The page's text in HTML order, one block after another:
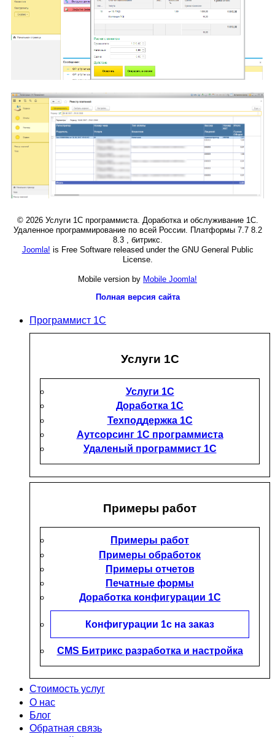
© 2026 Услуги 1С программиста. Доработка и обслуживание 1С.
Удаленное программирование по всей России. Платформы 7.7 8.2
8.3 , битрикс.
Joomla! is Free Software released under the GNU General Public
License.
Mobile version by Mobile Joomla!
Полная версия сайта
Программист 1С
Услуги 1С
Услуги 1С
Доработка 1С
Техподдержка 1С
Аутсорсинг 1С программиста
Удаленый программист 1С
Примеры работ
Примеры работ
Примеры обработок
Примеры отчетов
Печатные формы
Доработка конфигурации 1С
Конфигурации 1с на заказ
CMS Битрикс разработка и настройка
Стоимость услуг
О нас
Блог
Обратная связь